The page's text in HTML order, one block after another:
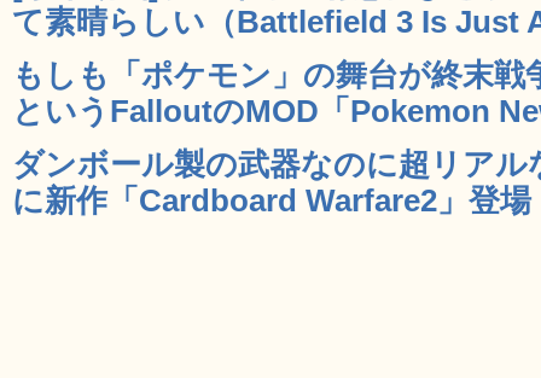
て素晴らしい（Battlefield 3 Is Just
もしも「ポケモン」の舞台が終末
というFalloutのMOD「Pokemon
ダンボール製の武器なのに超リア
に新作「Cardboard Warfare2」登場